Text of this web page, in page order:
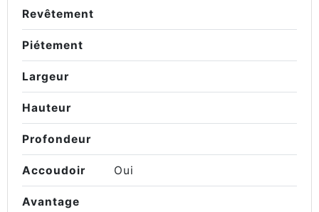
Revêtement
Piétement
Largeur
Hauteur
Profondeur
Accoudoir Oui
Avantage